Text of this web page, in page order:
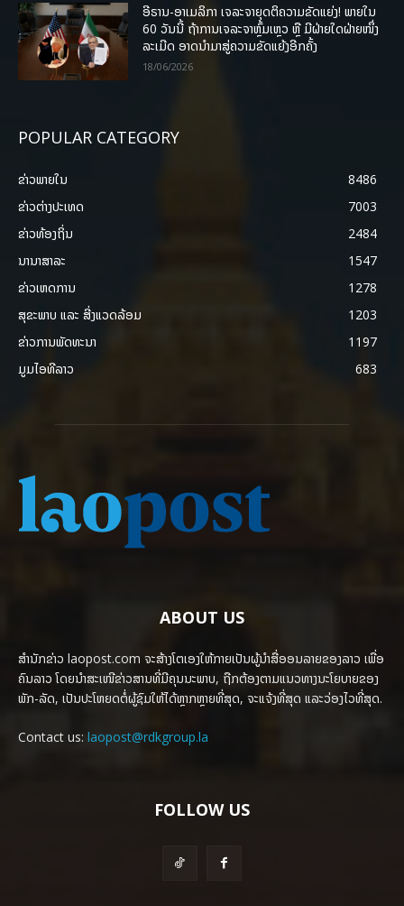
ອີຣານ-ອາເມລິກາ ເຈລະຈາຍຸດຕິຄວາມຂັດແຍ່ງ! ພາຍໃນ
60 ວັນນີ້ ຖ້າການເຈລະຈາຫຼົ້ມເຫຼວ ຫຼື ມີຝ່າຍໃດຝ່າຍໜຶ່ງ
ລະເມີດ ອາດນໍາມາສູ່ຄວາມຂັດແຍ້ງອີກຄັ້ງ
18/06/2026
POPULAR CATEGORY
ຂ່າວພາຍ​ໃນ
8486
ຂ່າວຕ່າງປະເທດ
7003
ຂ່າວທ້ອງຖິ່ນ
2484
ນານາສາລະ
1547
ຂ່າວເຫດການ
1278
ສຸຂະພາບ ແລະ ສີ່ງແວດລ້ອມ
1203
ຂ່າວການພັດທະນາ
1197
ມູມໄອທີລາວ
683
ABOUT US
ສຳນັກຂ່າວ laopost.com ຈະສ້າງໂຕເອງໃຫ້ກາຍເປັນຜູ້ນຳສື່ອອນລາຍຂອງລາວ ເພື່ອ
ຄົນລາວ ໂດຍນຳສະເໜີຂ່າວສານທີ່ມີຄຸນນະພາບ, ຖືກຕ້ອງຕາມແນວທາງນະໂຍບາຍຂອງ
ພັກ-ລັດ, ເປັນປະໂຫຍດຕໍ່ຜູ້ຊົມໃຫ້ໄດ້ຫຼາກຫຼາຍທີ່ສຸດ, ຈະແຈ້ງທີ່ສຸດ ແລະວ່ອງໄວທີ່ສຸດ.
Contact us: laopost@rdkgroup.la
FOLLOW US